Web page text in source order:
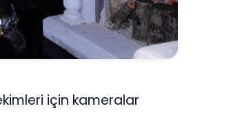
için kameralar